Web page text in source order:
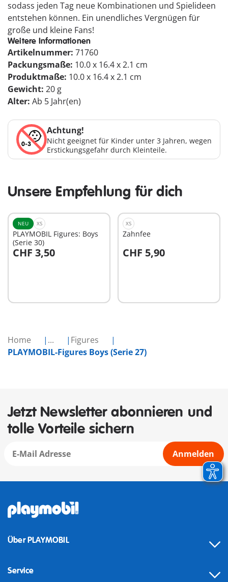
Home ...
Figures
PLAYMOBIL-Figures Boys (Serie 27)
sodass jeden Tag neue Kombinationen und Spielideen
entstehen können. Ein unendliches Vergnügen für
große und kleine Fans!
Weitere Informationen
Artikelnummer: 71760
Packungsmaße: 10.0 x 16.4 x 2.1 cm
Produktmaße: 10.0 x 16.4 x 2.1 cm
Gewicht: 20 g
Alter: Ab 5 Jahr(en)
Achtung!
Nicht geeignet für Kinder unter 3 Jahren, wegen
Erstickungsgefahr durch Kleinteile.
Unsere Empfehlung für dich
NEU XS
PLAYMOBIL Figures: Boys
(Serie 30)
CHF 3,50
In den Warenkorb
XS
Zahnfee
CHF 5,90
In den Warenkorb
Jetzt Newsletter abonnieren und
tolle Vorteile sichern
Anmelden
Über PLAYMOBIL
Service